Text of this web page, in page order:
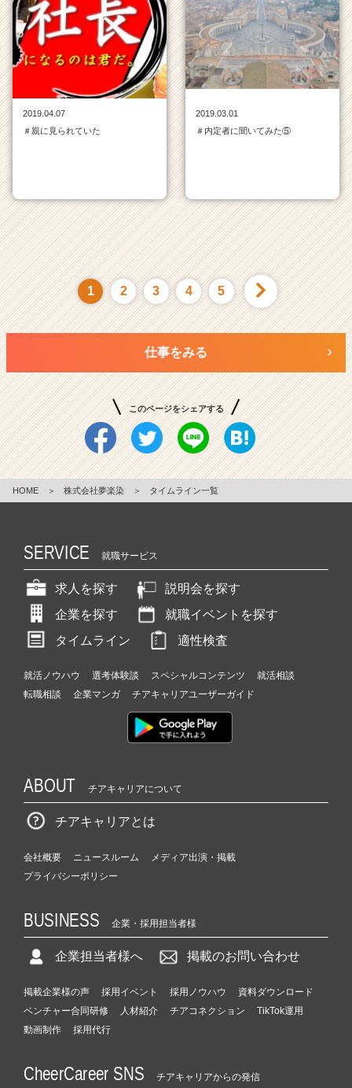
2019.04.07
＃親に見られていた
2019.03.01
＃内定者に聞いてみた⑤
1 2 3 4 5
仕事をみる
このページをシェアする
HOME ＞ 株式会社夢楽染 ＞ タイムライン一覧
SERVICE 就職サービス
求人を探す
説明会を探す
企業を探す
就職イベントを探す
タイムライン
適性検査
就活ノウハウ 選考体験談 スペシャルコンテンツ
就活相談
転職相談
企業マンガ チアキャリアユーザーガイド
ABOUT チアキャリアについて
チアキャリアとは
会社概要 ニュースルーム
メディア出演・掲載
プライバシーポリシー
BUSINESS 企業・採用担当者様
企業担当者様へ 掲載のお問い合わせ
掲載企業様の声 採用イベント 採用ノウハウ
資料ダウンロード
ベンチャー合同研修
人材紹介 チアコネクション
TikTok運用
動画制作
採用代行
CheerCareer SNS チアキャリアからの発信